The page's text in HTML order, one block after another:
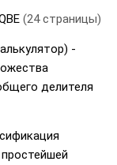
(24 страницы)
-
делителя